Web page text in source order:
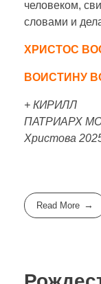
человеком,
словами и
ХРИСТОС
ВОИСТИНУ
+ КИРИЛЛ
ПАТРИАРХ
Христова
Read More